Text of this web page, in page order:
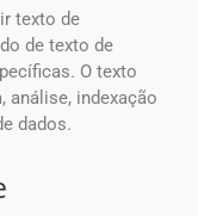
texto de
de texto de
O texto
análise, indexação
dados.